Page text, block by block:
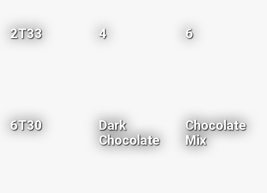
2T33 4 6
6T30
Dark
Chocolate
Chocolate
Mix